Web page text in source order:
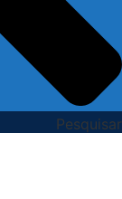
Pesquisar